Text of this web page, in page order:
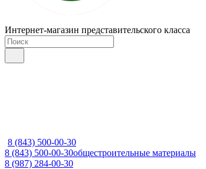
Интернет-магазин представительского класса
8 (843) 500-00-30
8 (843) 500-00-30общестроительные материалы
8 (987) 284-00-30